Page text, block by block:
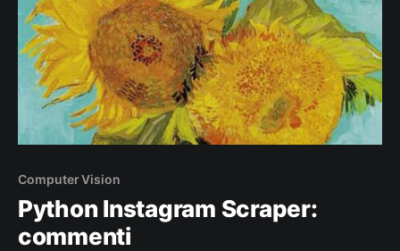
Computer Vision
Python Instagram Scraper:
commenti